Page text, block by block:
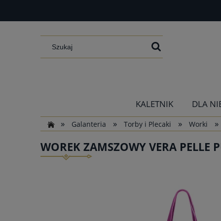
KALETNIK
DLA
»
Galanteria » Torby i Plecaki » Worki »
WOREK ZAMSZOWY VERA PELLE